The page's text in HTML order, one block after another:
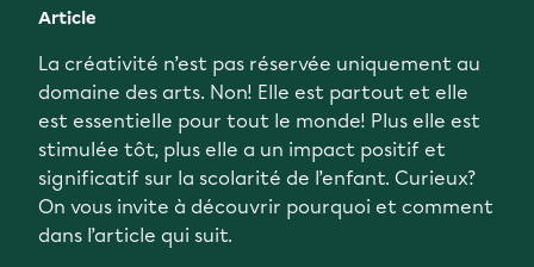
Article
La créativité n’est pas réservée uniquement au
domaine des arts. Non! Elle est partout et elle
est essentielle pour tout le monde! Plus elle est
stimulée tôt, plus elle a un impact positif et
significatif sur la scolarité de l’enfant. Curieux?
On vous invite à découvrir pourquoi et comment
dans l’article qui suit.